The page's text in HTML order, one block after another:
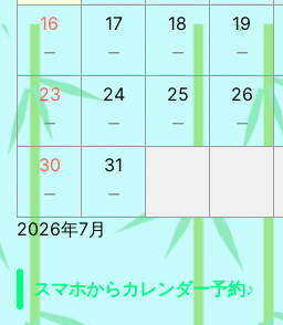
16
－
17
－
18
－
19
－
23
－
24
－
25
－
26
－
30
－
31
－
2026年7月
スマホからカレンダー予約♪